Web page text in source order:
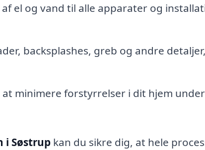
el og vand til alle apparater og
backsplashes, greb og andre
minimere forstyrrelser i dit hjem under
i Søstrup kan du sikre dig, at hele